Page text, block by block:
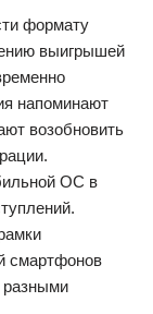
формату
выигрышей
напоминают
возобновить
ОС в
смартфонов
разными